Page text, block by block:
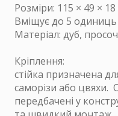
Розміри: 115 × 49 × 18
Вміщує до 5 одиниць
Матеріал: дуб,
Кріплення:
стійка призначена
саморізи або цвяхи.
передбачені у